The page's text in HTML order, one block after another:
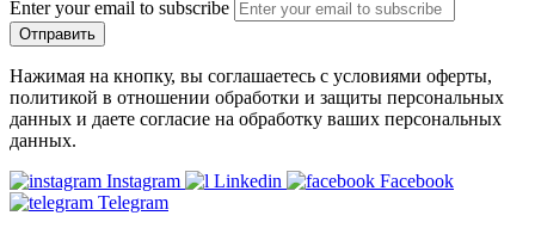
Enter your email to subscribe
Отправить
Нажимая на кнопку, вы соглашаетесь с условиями оферты,
политикой в отношении обработки и защиты персональных
данных и даете согласие на обработку ваших персональных
данных.
Instagram
Linkedin
Facebook
Telegram